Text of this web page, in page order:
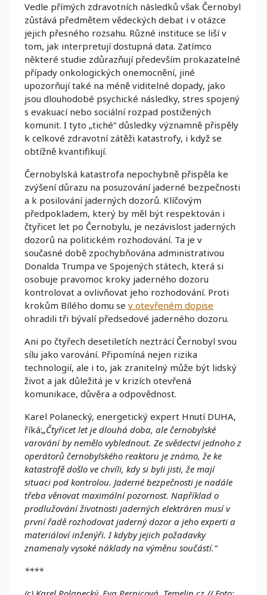
Vedle přímých zdravotních následků však Černobyl
zůstává předmětem vědeckých debat i v otázce
jejich přesného rozsahu. Různé instituce se liší v
tom, jak interpretují dostupná data. Zatímco
některé studie zdůrazňují především prokazatelné
případy onkologických onemocnění, jiné
upozorňují také na méně viditelné dopady, jako
jsou dlouhodobé psychické následky, stres spojený
s evakuací nebo sociální rozpad postižených
komunit. I tyto „tiché“ důsledky významně přispěly
k celkové zdravotní zátěži katastrofy, i když se
obtížně kvantifikují.
Černobylská katastrofa nepochybně přispěla ke
zvýšení důrazu na posuzování jaderné bezpečnosti
a k posilování jaderných dozorů. Klíčovým
předpokladem, který by měl být respektován i
čtyřicet let po Černobylu, je nezávislost jaderných
dozorů na politickém rozhodování. Ta je v
současné době zpochybňována administrativou
Donalda Trumpa ve Spojených státech, která si
osobuje pravomoc kroky jaderného dozoru
kontrolovat a ovlivňovat jeho rozhodování. Proti
krokům Bílého domu sev otevřeném dopise
ohradili tři bývalí předsedové jaderného dozoru.
Ani po čtyřech desetiletích neztrácí Černobyl svou
sílu jako varování. Připomíná nejen rizika
technologií, ale i to, jak zranitelný může být lidský
život a jak důležitá je v krizích otevřená
komunikace, důvěra a odpovědnost.
Karel Polanecký, energetický expert Hnutí DUHA,
říká:„Čtyřicet let je dlouhá doba, ale černobylské
varování by nemělo vyblednout. Ze svědectví jednoho z
operátorů černobylského reaktoru je známo, že ke
katastrofě došlo ve chvíli, kdy si byli jisti, že mají
situaci pod kontrolou. Jaderné bezpečnosti je nadále
třeba věnovat maximální pozornost. Například o
prodlužování životnosti jaderných elektráren musí v
první řadě rozhodovat jaderný dozor a jeho experti a
materiáloví inženýři. I kdyby jejich požadavky
znamenaly vysoké náklady na výměnu součástí.“
****